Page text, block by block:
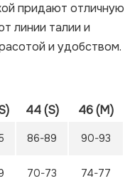
придают отличную
линии талии и
и удобством.
44 (S) 46 (M)
86-89 90-93
70-73 74-77